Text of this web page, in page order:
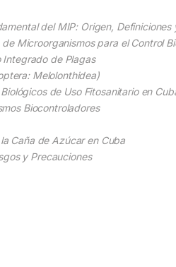
del MIP: Origen,
Microorganismos para el Control
Integrado de Plagas
Melolonthidea)
de Uso Fitosanitario en
Biocontroladores
Caña de Azúcar en Cuba
y Precauciones